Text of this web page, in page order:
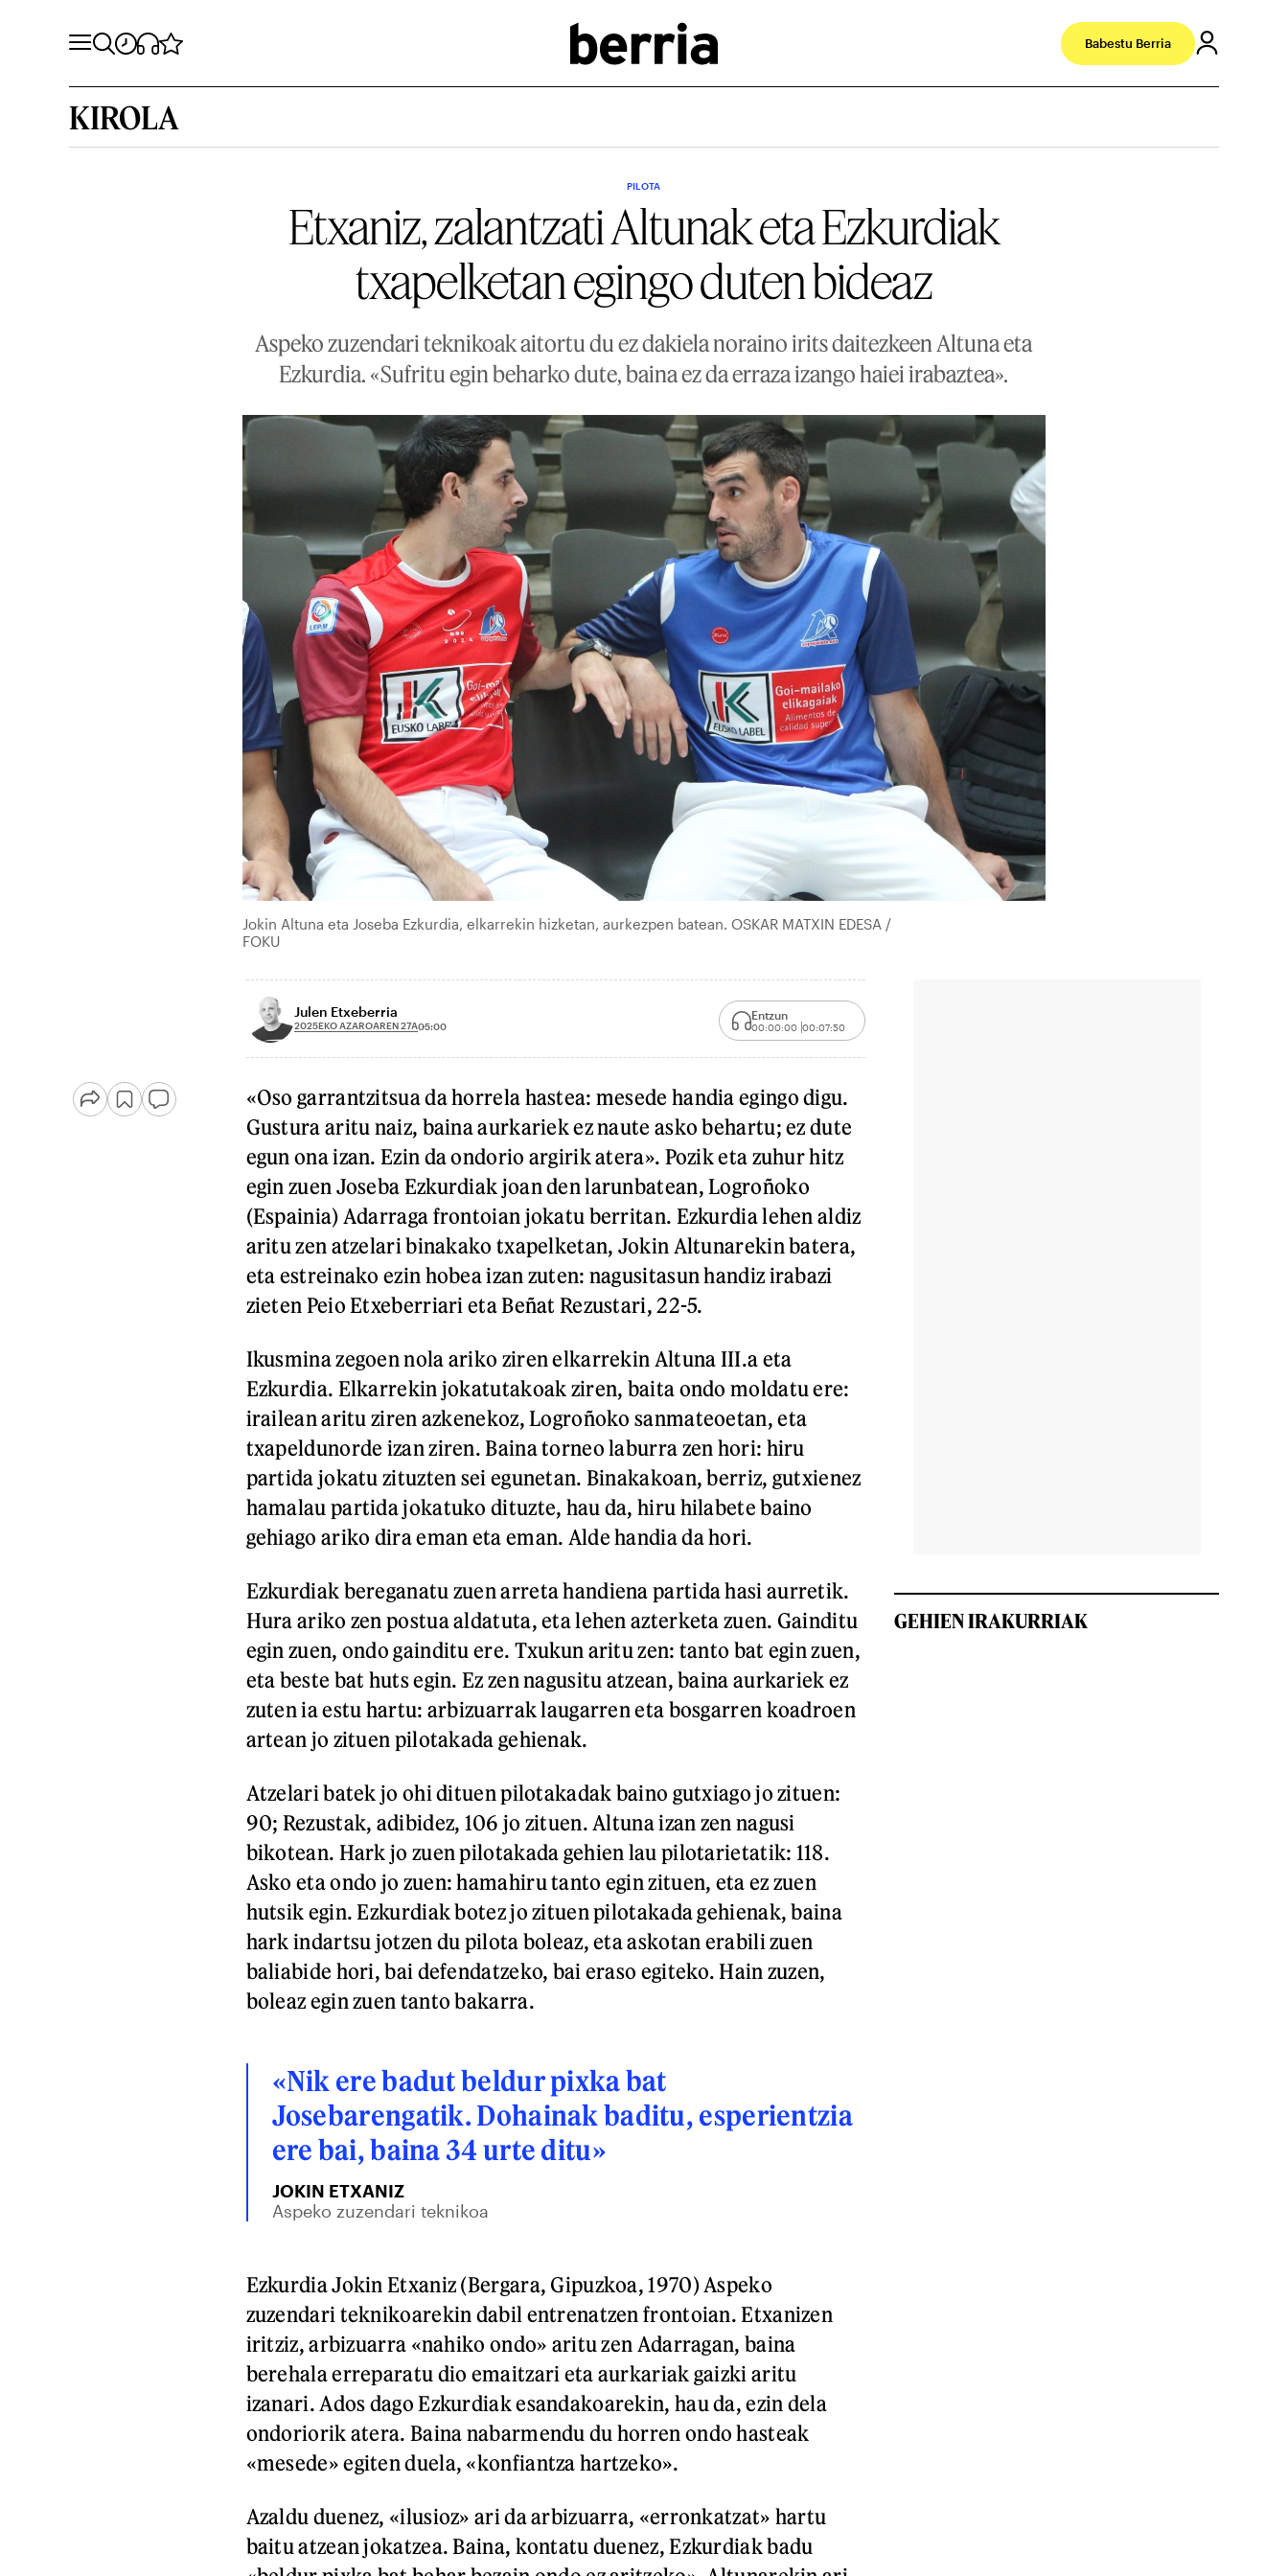
Babestu Berria
KIROLA
PILOTA
Etxaniz, zalantzati Altunak eta Ezkurdiak
txapelketan egingo duten bideaz
Aspeko zuzendari teknikoak aitortu du ez dakiela noraino irits daitezkeen Altuna eta
Ezkurdia. «Sufritu egin beharko dute, baina ez da erraza izango haiei irabaztea».
Jokin Altuna eta Joseba Ezkurdia, elkarrekin hizketan, aurkezpen batean. OSKAR MATXIN EDESA /
FOKU
Julen Etxeberria
2025EKO AZAROAREN 27A05:00
Entzun
00:00:00 00:07:50
«Oso garrantzitsua da horrela hastea: mesede handia egingo digu.
Gustura aritu naiz, baina aurkariek ez naute asko behartu; ez dute
egun ona izan. Ezin da ondorio argirik atera». Pozik eta zuhur hitz
egin zuen Joseba Ezkurdiak joan den larunbatean, Logroñoko
(Espainia) Adarraga frontoian jokatu berritan. Ezkurdia lehen aldiz
aritu zen atzelari binakako txapelketan, Jokin Altunarekin batera,
eta estreinako ezin hobea izan zuten: nagusitasun handiz irabazi
zieten Peio Etxeberriari eta Beñat Rezustari, 22-5.
Ikusmina zegoen nola ariko ziren elkarrekin Altuna III.a eta
Ezkurdia. Elkarrekin jokatutakoak ziren, baita ondo moldatu ere:
irailean aritu ziren azkenekoz, Logroñoko sanmateoetan, eta
txapeldunorde izan ziren. Baina torneo laburra zen hori: hiru
partida jokatu zituzten sei egunetan. Binakakoan, berriz, gutxienez
hamalau partida jokatuko dituzte, hau da, hiru hilabete baino
gehiago ariko dira eman eta eman. Alde handia da hori.
Ezkurdiak bereganatu zuen arreta handiena partida hasi aurretik.
Hura ariko zen postua aldatuta, eta lehen azterketa zuen. Gainditu
egin zuen, ondo gainditu ere. Txukun aritu zen: tanto bat egin zuen,
eta beste bat huts egin. Ez zen nagusitu atzean, baina aurkariek ez
zuten ia estu hartu: arbizuarrak laugarren eta bosgarren koadroen
artean jo zituen pilotakada gehienak.
Atzelari batek jo ohi dituen pilotakadak baino gutxiago jo zituen:
90; Rezustak, adibidez, 106 jo zituen. Altuna izan zen nagusi
bikotean. Hark jo zuen pilotakada gehien lau pilotarietatik: 118.
Asko eta ondo jo zuen: hamahiru tanto egin zituen, eta ez zuen
hutsik egin. Ezkurdiak botez jo zituen pilotakada gehienak, baina
hark indartsu jotzen du pilota boleaz, eta askotan erabili zuen
baliabide hori, bai defendatzeko, bai eraso egiteko. Hain zuzen,
boleaz egin zuen tanto bakarra.
«Nik ere badut beldur pixka bat
Josebarengatik. Dohainak baditu, esperientzia
ere bai, baina 34 urte ditu»
JOKIN ETXANIZ
Aspeko zuzendari teknikoa
Ezkurdia Jokin Etxaniz (Bergara, Gipuzkoa, 1970) Aspeko
zuzendari teknikoarekin dabil entrenatzen frontoian. Etxanizen
iritziz, arbizuarra «nahiko ondo» aritu zen Adarragan, baina
berehala erreparatu dio emaitzari eta aurkariak gaizki aritu
izanari. Ados dago Ezkurdiak esandakoarekin, hau da, ezin dela
ondoriorik atera. Baina nabarmendu du horren ondo hasteak
«mesede» egiten duela, «konfiantza hartzeko».
Azaldu duenez, «ilusioz» ari da arbizuarra, «erronkatzat» hartu
baitu atzean jokatzea. Baina, kontatu duenez, Ezkurdiak badu
GEHIEN IRAKURRIAK